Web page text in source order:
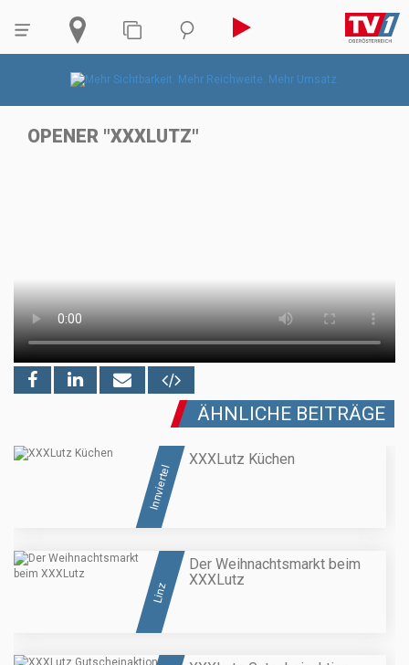
OPENER "XXXLUTZ"
ÄHNLICHE BEITRÄGE
Innviertel
XXXLutz Küchen
Linz
Der Weihnachtsmarkt beim
XXXLutz